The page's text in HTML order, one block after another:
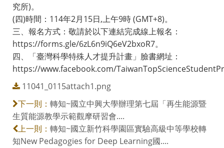
究所)。
(四)時間：114年2月15日,上午9時 (GMT+8)。
三、報名方式：敬請於以下連結完成線上報名：
https://forms.gle/6zL6n9iQ6eV2bxoR7。
四、「臺灣科學特殊人才提升計畫」臉書網址：
https://www.facebook.com/
11041_0115attach1.png
下一則： 轉知~國立中興大學辦理第七屆「再生能源暨
生質能源教學示範觀摩研習會....
上一則： 轉知~國立新竹科學園區實驗高級中等學校轉
知New Pedagogies for Deep Learning國....